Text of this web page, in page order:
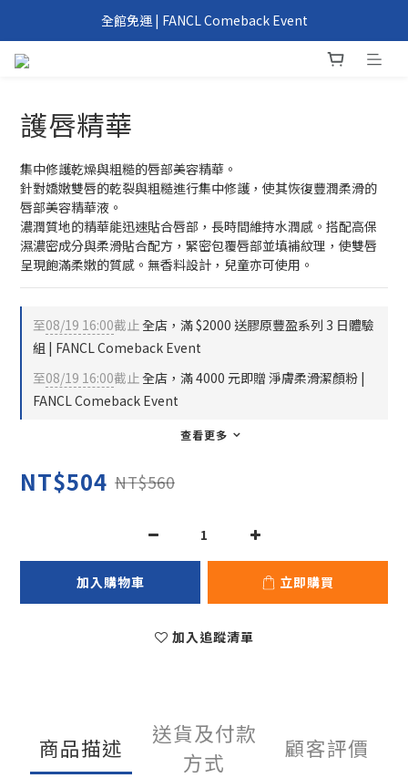
我們回來了！6/1 FANCL 正式重返台灣
全館免運 | FANCL Comeback Event
滿 2000 元、4000 元即享好禮 | FANCL Comeback Event
護唇精華
集中修護乾燥與粗糙的唇部美容精華。
針對嬌嫩雙唇的乾裂與粗糙進行集中修護，使其恢復豐潤柔滑的
唇部美容精華液。
濃潤質地的精華能迅速貼合唇部，長時間維持水潤感。搭配高保
濕濃密成分與柔滑貼合配方，緊密包覆唇部並填補紋理，使雙唇
呈現飽滿柔嫩的質感。無香料設計，兒童亦可使用。
至08/19 16:00截止全店，滿 $2000 送膠原豐盈系列 3 日體驗
組 | FANCL Comeback Event
至08/19 16:00截止全店，滿 4000 元即贈 淨膚柔滑潔顏粉 |
FANCL Comeback Event
查看更多
NT$504 NT$560
加入購物車 立即購買
加入追蹤清單
商品描述
送貨及付款
方式
顧客評價